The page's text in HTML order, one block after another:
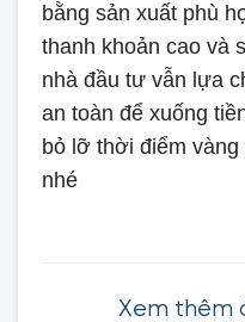
bằng sản xuất phù
thanh khoản cao và
nhà đầu tư vẫn lựa
an toàn để xuống
bỏ lỡ thời điểm
nhé
Xem thêm